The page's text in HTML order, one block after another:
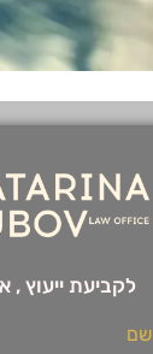
לקביעת ייעוץ ,
שם